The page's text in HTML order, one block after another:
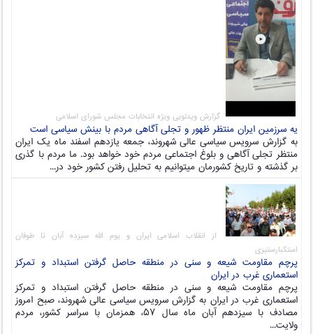
گزارش ویدئویی ویژه انتخابات مجلس شورای اسلامی
یه سرزمین ایران منتظر ظهور و تجلی آگاهی مردم با بینش سیاسی است
به گزارش سرویس سیاسی عالی شهروند، جمعه یازدهم اسفند ماه یک ایران
منتظر تجلی آگاهی و بلوغ اجتماعی مردم خود خواهد بود. ما مردم با گذری
بر گذشته و تاریخ کشورمان میتوانیم به تحلیل رفتن کشور خود در...
از انقلاب اسلامی ایران و یوم الله سیزده آبان تا طوفان
استکبارستیزی
پرچم مقاومت شیعه و سنی در منطقه حاصل گرفتن استبداد و تمرکز
استعماری غرب در ایران
پرچم مقاومت شیعه و سنی در منطقه حاصل گرفتن استبداد و تمرکز
استعماری غرب در ایران به گزارش سرویس سیاسی عالی شهروند، صبح امروز
مصادف با سیزدهم آبان ماه سال ۵۷، همزمان با سراسر کشور، مردم
ولایت...